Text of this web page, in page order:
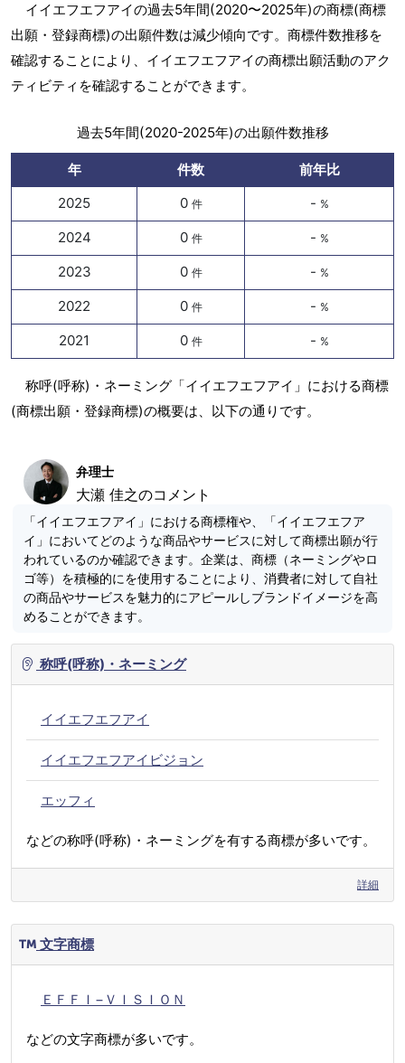
イイエフエフアイの過去5年間(2020〜2025年)の商標(商標
出願・登録商標)の出願件数は減少傾向です。商標件数推移を
確認することにより、イイエフエフアイの商標出願活動のアク
ティビティを確認することができます。
過去5年間(2020-2025年)の出願件数推移
年 件数
前年比
2025
0 件 - %
2024 0 件 - %
2023 0 件 - %
2022 0 件 - %
2021 0 件 - %
称呼(呼称)・ネーミング「イイエフエフアイ」における商標
(商標出願・登録商標)の概要は、以下の通りです。
弁理士
大瀬 佳之のコメント
「イイエフエフアイ」における商標権や、「イイエフエフア
イ」においてどのような商品やサービスに対して商標出願が行
われているのか確認できます。企業は、商標（ネーミングやロ
ゴ等）を積極的にを使用することにより、消費者に対して自社
の商品やサービスを魅力的にアピールしブランドイメージを高
めることができます。
称呼(呼称)・ネーミング
イイエフエフアイ
イイエフエフアイビジョン
エッフィ
などの称呼(呼称)・ネーミングを有する商標が多いです。
詳細
文字商標
ＥＦＦＩ−ＶＩＳＩＯＮ
などの文字商標が多いです。